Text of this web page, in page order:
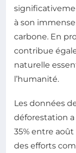
à son
carbone. En
contribue
naturelle
l’humanité.
Les données
déforestation
35% entre
des efforts